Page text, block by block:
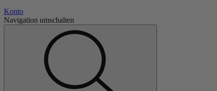
Konto
Navigation umschalten